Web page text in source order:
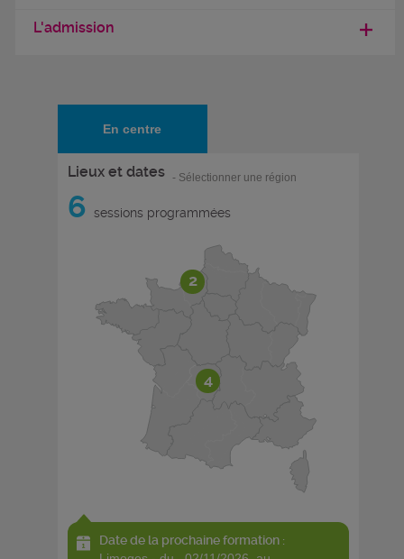
L'admission
En centre
Lieux et dates - Sélectionner une région
6 sessions programmées
2
4
Date de la prochaine formation :